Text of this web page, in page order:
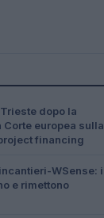
dopo la
europea sulla
financing
WSense: i
e rimettono